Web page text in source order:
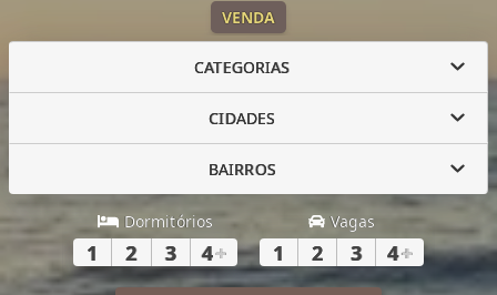
VENDA
CATEGORIAS
CIDADES
BAIRROS
Dormitórios
1 2 3 4+
Vagas
1 2 3 4+